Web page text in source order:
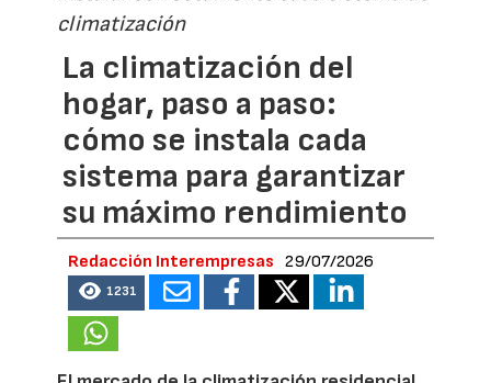
climatización
La climatización del
hogar, paso a paso:
cómo se instala cada
sistema para garantizar
su máximo rendimiento
Redacción Interempresas 29/07/2026
1231